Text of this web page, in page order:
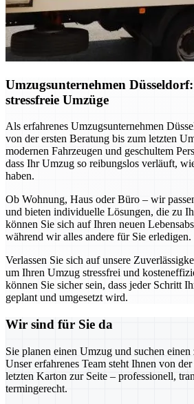
Umzugsunternehmen
stressfreie Umzüge
Als erfahrenes Umzugsunternehmen
von der ersten Beratung bis zum letzten
modernen Fahrzeugen und geschultem
dass Ihr Umzug so reibungslos verläuft,
haben.
Ob Wohnung, Haus oder Büro – wir
und bieten individuelle Lösungen, die zu
können Sie sich auf Ihren neuen
während wir alles andere für Sie erledigen.
Verlassen Sie sich auf unsere
um Ihren Umzug stressfrei und
können Sie sicher sein, dass jeder Schritt
geplant und umgesetzt wird.
Wir sind für Sie da
Sie planen einen Umzug und suchen einen
Unser erfahrenes Team steht Ihnen von
letzten Karton zur Seite – professionell,
termingerecht.